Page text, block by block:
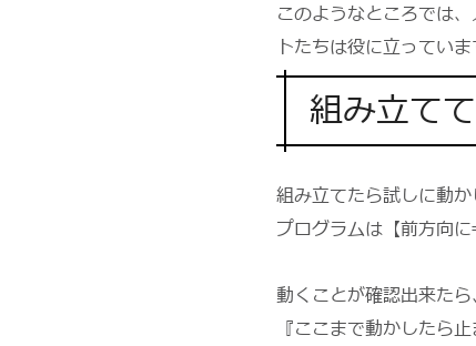
このようなところでは
トたちは役に立っていま
組み立て
組み立てたら試しに動か
プログラムは【前方向
動くことが確認出来た
『ここまで動かしたら